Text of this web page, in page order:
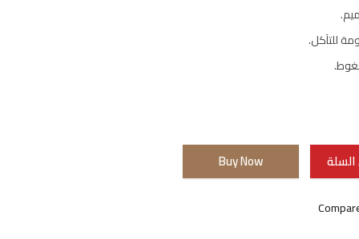
للتآكل.
Buy Now